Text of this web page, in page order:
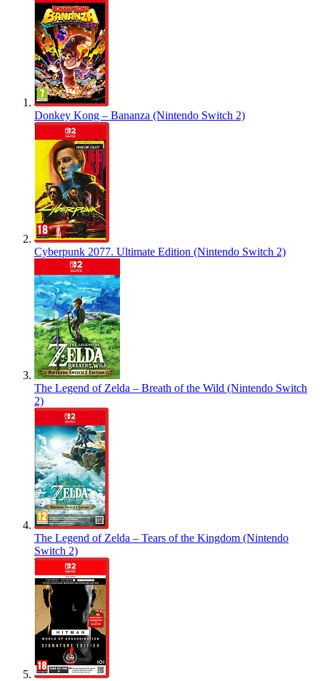
Donkey Kong – Bananza (Nintendo Switch 2)
Cyberpunk 2077. Ultimate Edition (Nintendo Switch 2)
The Legend of Zelda – Breath of the Wild (Nintendo Switch
2)
The Legend of Zelda – Tears of the Kingdom (Nintendo
Switch 2)